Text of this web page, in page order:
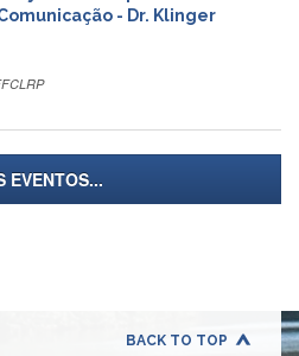
- Dr. Klinger
EVENTOS...
BACK TO TOP